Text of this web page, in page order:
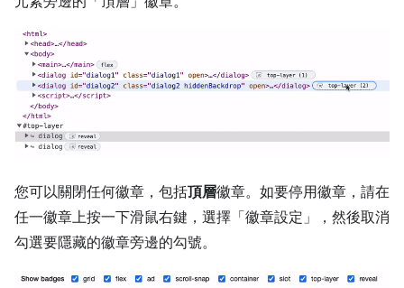
您可以關閉任何徽章，包括頂層徽章。如要停用徽章，請在
任一徽章上按一下滑鼠右鍵，選擇「徽章設定」
，然後取消
勾選要隱藏的徽章旁邊的勾號。